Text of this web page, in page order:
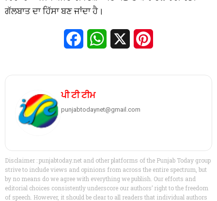
ਗੱਲਬਾਤ ਦਾ ਹਿੱਸਾ ਬਣ ਜਾਂਦਾ ਹੈ।
FacebookWhatsApp
ਪੀ ਟੀ ਟੀਮ
punjabtodaynet@gmail.com
Disclaimer : punjabtoday.net and other platforms of the Punjab Today group
strive to include views and opinions from across the entire spectrum, but
by no means do we agree with everything we publish. Our efforts and
editorial choices consistently underscore our authors’ right to the freedom
of speech. However, it should be clear to all readers that individual authors